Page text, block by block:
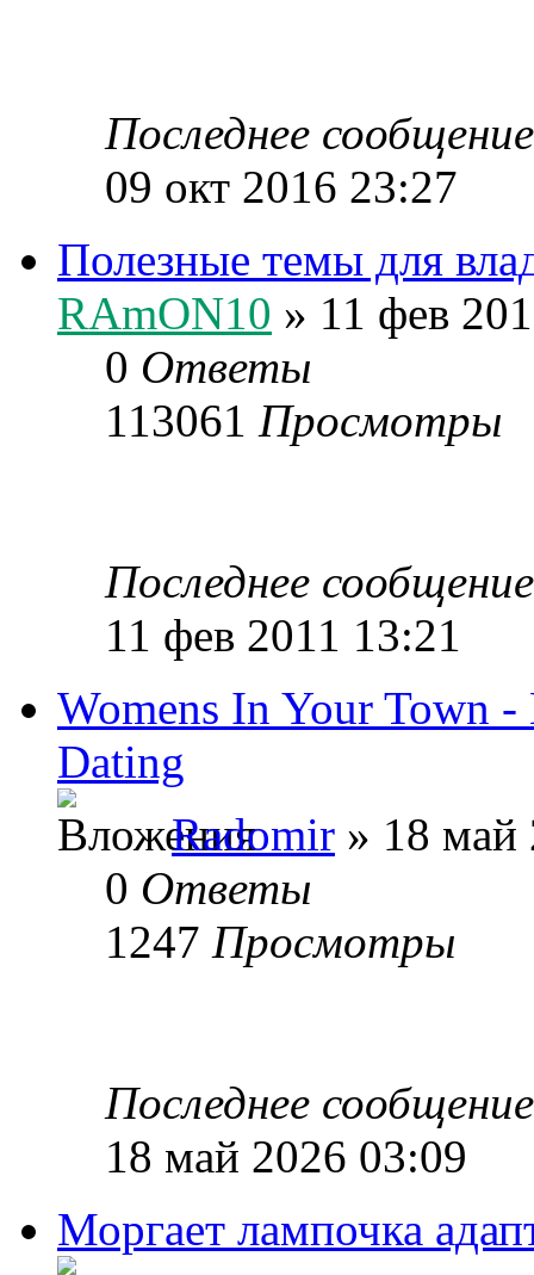
Последнее
09 окт 2016 23:27
Полезные темы для
RAmON10 » 11 фев
0 Ответы
113061 Просмотры
Последнее
11 фев 2011 13:21
Womens In Your Town
Dating
Radomir » 18 май
0 Ответы
1247 Просмотры
Последнее
18 май 2026 03:09
Моргает лампочка